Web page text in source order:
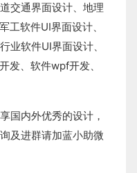
交通界面设计、 地理
工软件UI界面设计、
业软件UI界面设计、
发、 软件wpf开发、
国内外优秀的设计，
及进群请加蓝小助微